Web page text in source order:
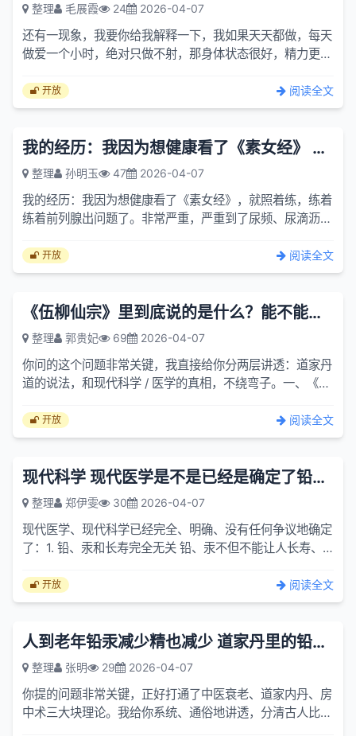
整理 毛展霞 24 2026-04-07
还有一现象，我要你给我解释一下，我如果天天都做，每天
做爱一个小时，绝对只做不射，那身体状态很好，精力更
做爱很容...
开放 阅读全文
我的经历：我因为想健康看了《素女经》 就照着练 真是出现了意想...
整理 孙明玉 47 2026-04-07
我的经历：我因为想健康看了《素女经》，就照着练，练着
练着前列腺出问题了。非常严重，严重到了尿频、尿滴沥，
次。那时...
开放 阅读全文
《伍柳仙宗》里到底说的是什么？能不能练成？真实吗？
整理 郭贵妃 69 2026-04-07
你问的这个问题非常关键，我直接给你分两层讲透：道家丹
道的说法，和现代科学 / 医学的真相，不绕弯子。一、《伍
境界...
开放 阅读全文
现代科学 现代医学是不是已经是确定了铅和汞对长寿没有关系？
整理 郑伊雯 30 2026-04-07
现代医学、现代科学已经完全、明确、没有任何争议地确定
了：1. 铅、汞和长寿完全无关 铅、汞不但不能让人长寿、
就一...
开放 阅读全文
人到老年铅汞减少精也减少 道家丹里的铅和汞 多交不泄 此三是何意？
整理 张明 29 2026-04-07
你提的问题非常关键，正好打通了中医衰老、道家内丹、房
中术三大块理论。我给你系统、通俗地讲透，分清古人比喻